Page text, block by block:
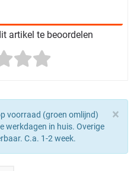
artikel te beoordelen
×
voorraad (groen omlijnd)
werkdagen in huis. Overige
C.a. 1-2 week.